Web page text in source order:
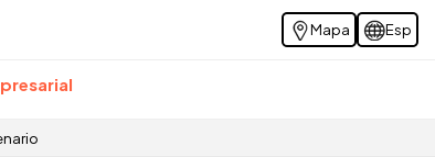
Mapa Esp